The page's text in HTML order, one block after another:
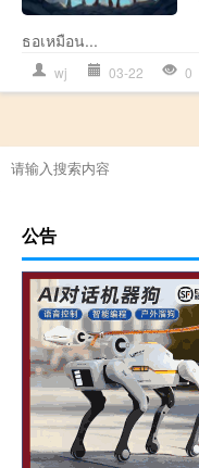
ธอเหมือน...
wj 03-22 0
公告